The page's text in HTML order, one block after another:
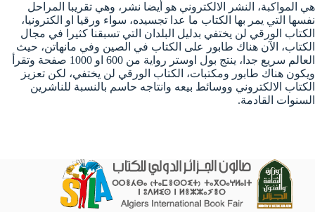
هي المواكبة، النشر الالكتروني هو أيضا نشر، وهي تقريبا المراحل
نفسها التي يمر بها الكتاب ما عدا تجسيده، سواء ورقيا او الكترونيا،
الكتاب الورقي لن يختفي بدليل البلدان التي تسبقنا كثيرا في مجال
الكتاب، الآن هناك طابور على الكتاب في الصين وفي مانهاتن، حيث
العالم سريع جدا، ينتج بول اوستر رواية من 600 او 1000 صفحة وتقرأ
ويكون هناك طابور ومكتبات، الكتاب الورقي لن يختفي، لكن تعزيز
الكتاب الالكتروني ووسائط بيعه وانتاجه حاسم بالنسبة للناشرين
السنوات القادمة.